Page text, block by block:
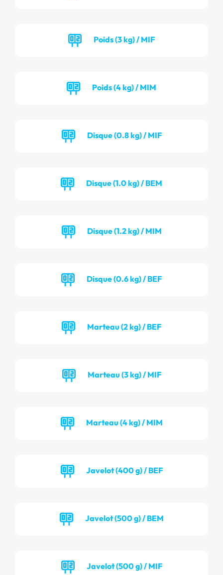
Poids (3 kg) / MIF
Poids (4 kg) / MIM
Disque (0.8 kg) / MIF
Disque (1.0 kg) / BEM
Disque (1.2 kg) / MIM
Disque (0.6 kg) / BEF
Marteau (2 kg) / BEF
Marteau (3 kg) / MIF
Marteau (4 kg) / MIM
Javelot (400 g) / BEF
Javelot (500 g) / BEM
Javelot (500 g) / MIF